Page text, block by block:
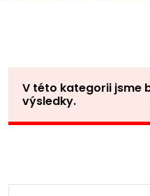
V této kategorii jsme
výsledky.